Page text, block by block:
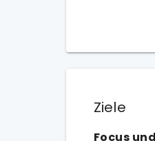
Ziele
Focus